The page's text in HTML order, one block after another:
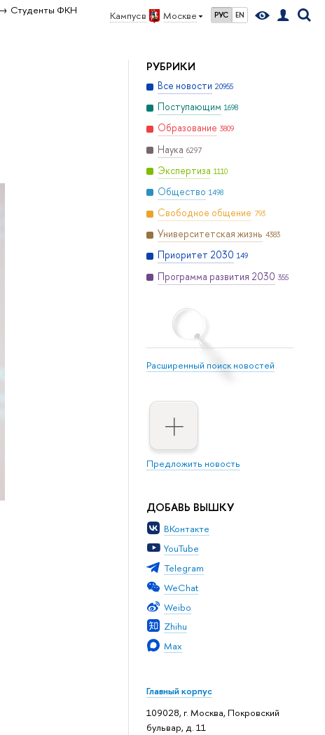
Кампус в Москве РУС EN
Студенты ФКН
РУБРИКИ
Все новости 20955
Поступающим 1698
Образование 3809
Наука 6297
Экспертиза 1110
Общество 1498
Свободное общение 793
Университетская жизнь 4383
Приоритет 2030 149
Программа развития 2030 355
Расширенный поиск новостей
Предложить новость
ДОБАВЬ ВЫШКУ
ВКонтакте
YouTube
Telegram
WeChat
Weibo
Zhihu
Max
Главный корпус
109028, г. Москва, Покровский
бульвар, д. 11